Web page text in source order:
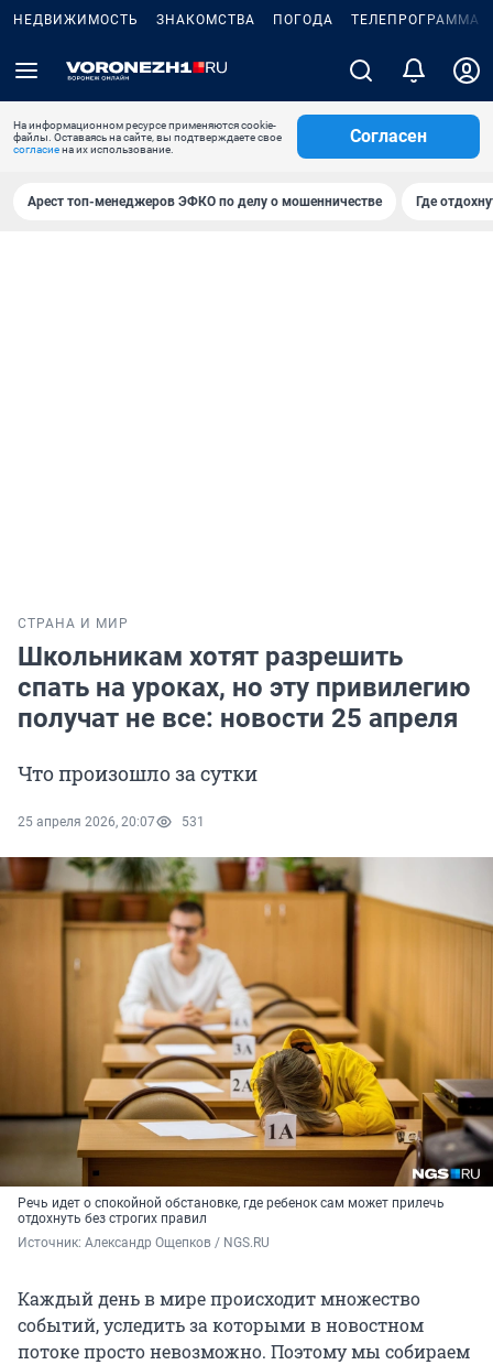
НЕДВИЖИМОСТЬ ЗНАКОМСТВА ПОГОДА ТЕЛЕПРОГРАММА
На информационном ресурсе применяются cookie-
файлы. Оставаясь на сайте, вы подтверждаете свое
согласиена их использование.
Согласен
Арест топ-менеджеров ЭФКО по делу о мошенничестве Где
СТРАНА И МИР
Школьникам хотят разрешить
спать на уроках, но эту привилегию
получат не все: новости 25 апреля
Что произошло за сутки
25 апреля 2026, 20:07 531
Речь идет о спокойной обстановке, где ребенок сам может прилечь
отдохнуть без строгих правил
Источник: Александр Ощепков / NGS.RU
Каждый день в мире происходит множество
событий, уследить за которыми в новостном
потоке просто невозможно. Поэтому мы собираем